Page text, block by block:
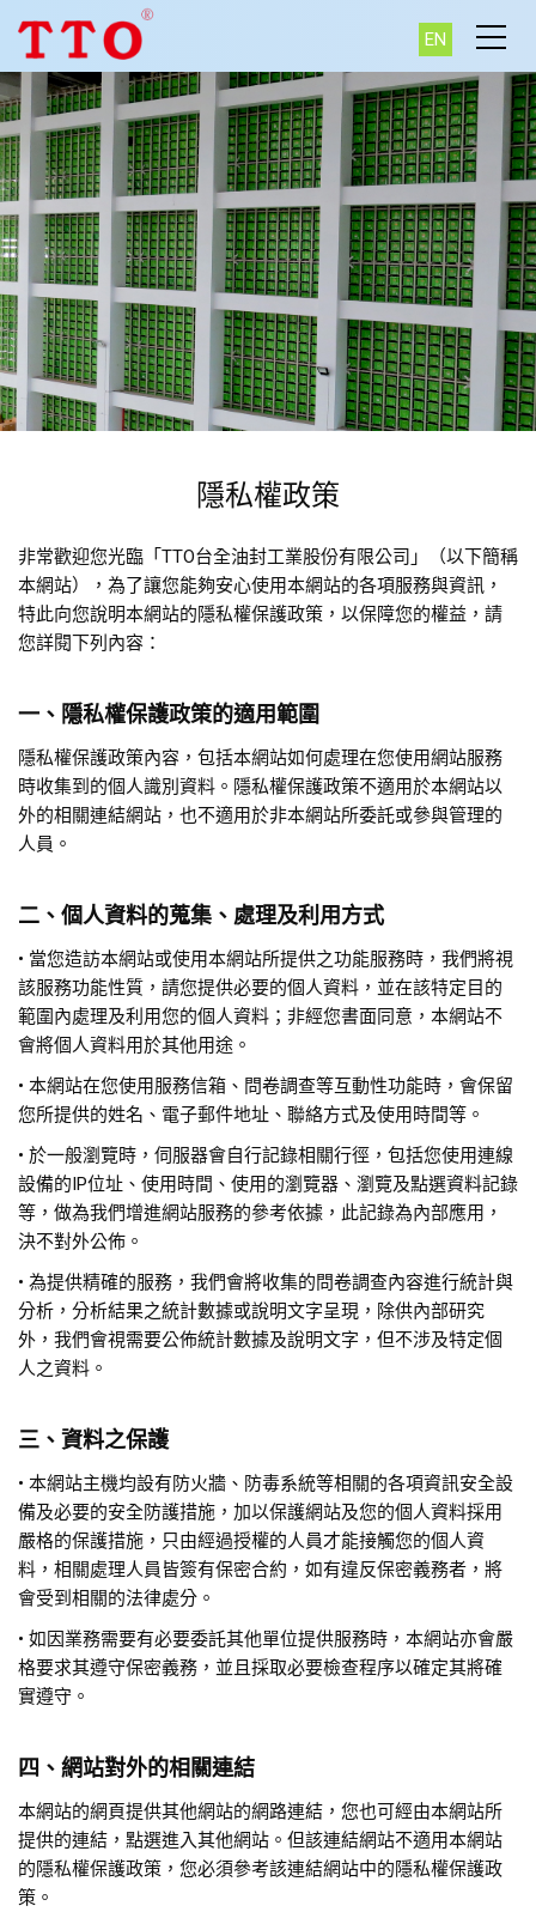
EN
隱私權政策
非常歡迎您光臨「TTO台全油封工業股份有限公司」（以下簡稱
本網站），為了讓您能夠安心使用本網站的各項服務與資訊，
特此向您說明本網站的隱私權保護政策，以保障您的權益，請
您詳閱下列內容：
一、隱私權保護政策的適用範圍
隱私權保護政策內容，包括本網站如何處理在您使用網站服務
時收集到的個人識別資料。隱私權保護政策不適用於本網站以
外的相關連結網站，也不適用於非本網站所委託或參與管理的
人員。
二、個人資料的蒐集、處理及利用方式
• 當您造訪本網站或使用本網站所提供之功能服務時，我們將視
該服務功能性質，請您提供必要的個人資料，並在該特定目的
範圍內處理及利用您的個人資料；非經您書面同意，本網站不
會將個人資料用於其他用途。
• 本網站在您使用服務信箱、問卷調查等互動性功能時，會保留
您所提供的姓名、電子郵件地址、聯絡方式及使用時間等。
• 於一般瀏覽時，伺服器會自行記錄相關行徑，包括您使用連線
設備的IP位址、使用時間、使用的瀏覽器、瀏覽及點選資料記錄
等，做為我們增進網站服務的參考依據，此記錄為內部應用，
決不對外公佈。
• 為提供精確的服務，我們會將收集的問卷調查內容進行統計與
分析，分析結果之統計數據或說明文字呈現，除供內部研究
外，我們會視需要公佈統計數據及說明文字，但不涉及特定個
人之資料。
三、資料之保護
• 本網站主機均設有防火牆、防毒系統等相關的各項資訊安全設
備及必要的安全防護措施，加以保護網站及您的個人資料採用
嚴格的保護措施，只由經過授權的人員才能接觸您的個人資
料，相關處理人員皆簽有保密合約，如有違反保密義務者，將
會受到相關的法律處分。
• 如因業務需要有必要委託其他單位提供服務時，本網站亦會嚴
格要求其遵守保密義務，並且採取必要檢查程序以確定其將確
實遵守。
四、網站對外的相關連結
本網站的網頁提供其他網站的網路連結，您也可經由本網站所
提供的連結，點選進入其他網站。但該連結網站不適用本網站
的隱私權保護政策，您必須參考該連結網站中的隱私權保護政
策。